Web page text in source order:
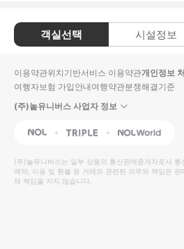
객실선택 시설정보
이용약관위치기반서비스 이용약관개인정보
여행자보험 가입안내여행약관분쟁해결기준
(주)놀유니버스 사업자 정보
NOL Triple Interpark Global
(주)놀유니버스는 일부 상품의 통신판매중개자로서
예약, 이용 및 환불 등 거래와 관련된 의무와 책임은 판
체 책임을 지지 않습니다.